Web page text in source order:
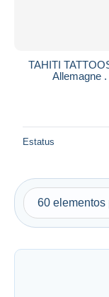
TAHITI
Allemagne
Estatus